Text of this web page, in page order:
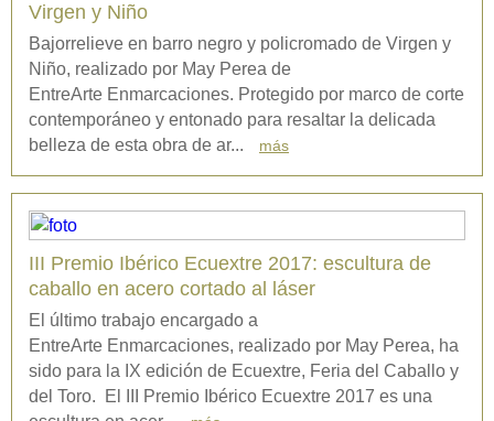
Virgen y Niño
Bajorrelieve en barro negro y policromado de Virgen y
Niño, realizado por May Perea de
EntreArte Enmarcaciones. Protegido por marco de corte
contemporáneo y entonado para resaltar la delicada
belleza de esta obra de ar...
más
III Premio Ibérico Ecuextre 2017: escultura de
caballo en acero cortado al láser
El último trabajo encargado a
EntreArte Enmarcaciones, realizado por May Perea, ha
sido para la IX edición de Ecuextre, Feria del Caballo y
del Toro. El III Premio Ibérico Ecuextre 2017 es una